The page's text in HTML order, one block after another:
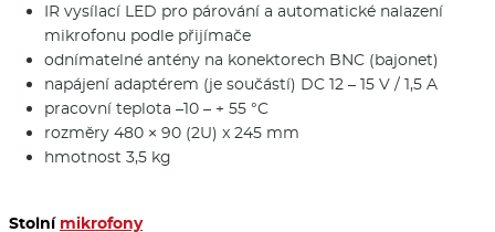
IR vysílací LED pro párování a automatické nalazení
mikrofonu podle přijímače
odnímatelné antény na konektorech BNC (bajonet)
napájení adaptérem (je součástí) DC 12 – 15 V / 1,5 A
pracovní teplota –10 – + 55 °C
rozměry 480 × 90 (2U) x 245 mm
hmotnost 3,5 kg
Stolní mikrofony